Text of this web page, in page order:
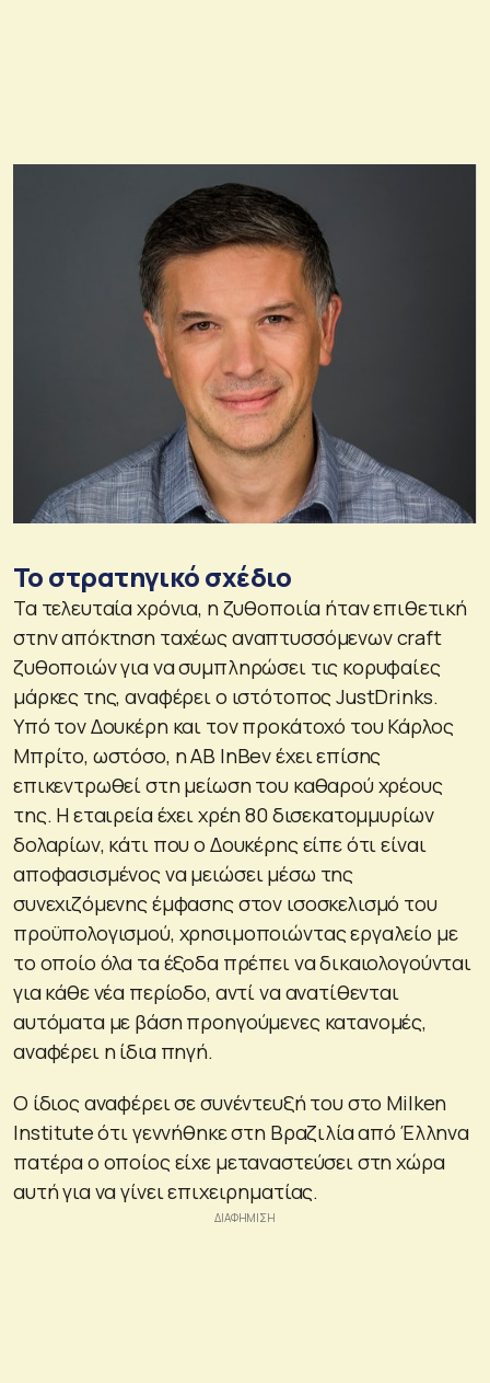
Το στρατηγικό σχέδιο
Τα τελευταία χρόνια, η ζυθοποιία ήταν επιθετική
στην απόκτηση ταχέως αναπτυσσόμενων craft
ζυθοποιών για να συμπληρώσει τις κορυφαίες
μάρκες της, αναφέρει ο ιστότοπος JustDrinks.
Υπό τον Δουκέρη και τον προκάτοχό του Κάρλος
Μπρίτο, ωστόσο, η AB InBev έχει επίσης
επικεντρωθεί στη μείωση του καθαρού χρέους
της. Η εταιρεία έχει χρέη 80 δισεκατομμυρίων
δολαρίων, κάτι που ο Δουκέρης είπε ότι είναι
αποφασισμένος να μειώσει μέσω της
συνεχιζόμενης έμφασης στον ισοσκελισμό του
προϋπολογισμού, χρησιμοποιώντας εργαλείο με
το οποίο όλα τα έξοδα πρέπει να δικαιολογούνται
για κάθε νέα περίοδο, αντί να ανατίθενται
αυτόματα με βάση προηγούμενες κατανομές,
αναφέρει η ίδια πηγή.
Ο ίδιος αναφέρει σε συνέντευξή του στο Milken
Institute ότι γεννήθηκε στη Βραζιλία από Έλληνα
πατέρα ο οποίος είχε μεταναστεύσει στη χώρα
αυτή για να γίνει επιχειρηματίας.